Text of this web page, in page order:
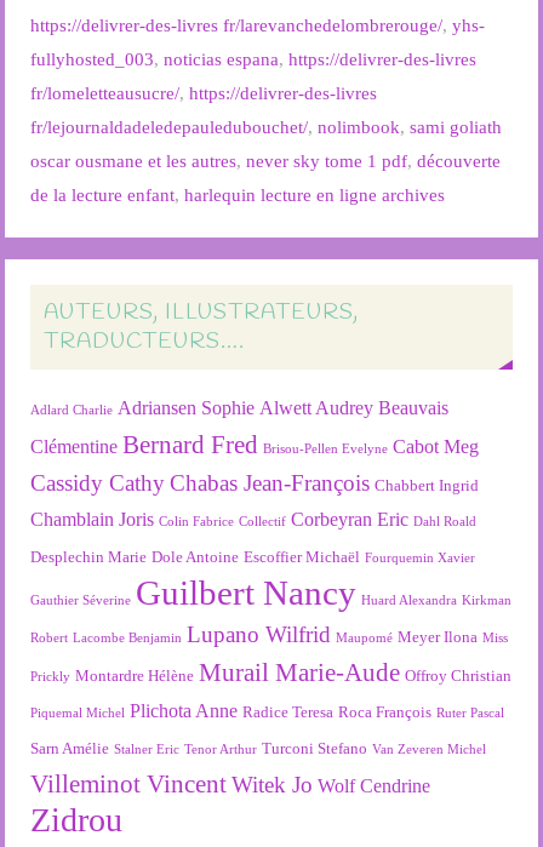
https://delivrer-des-livres fr/larevanchedelombrerouge/,yhs-
fullyhosted_003,noticias espana,https://delivrer-des-livres
fr/lomeletteausucre/,https://delivrer-des-livres
fr/lejournaldadeledepauledubouchet/,nolimbook,sami goliath
oscar ousmane et les autres,never sky tome 1 pdf,découverte
de la lecture enfant,harlequin lecture en ligne archives
AUTEURS, ILLUSTRATEURS,
TRADUCTEURS….
Adlard Charlie Adriansen Sophie Alwett Audrey Beauvais
Clémentine Bernard Fred Brisou-Pellen Evelyne Cabot Meg
Cassidy Cathy Chabas Jean-François Chabbert Ingrid
Chamblain Joris Colin Fabrice Collectif Corbeyran Eric Dahl Roald
Desplechin Marie Dole Antoine Escoffier Michaël Fourquemin Xavier
Gauthier Séverine Guilbert Nancy Huard Alexandra Kirkman
Robert Lacombe Benjamin Lupano Wilfrid Maupomé Meyer Ilona Miss
Prickly Montardre Hélène Murail Marie-Aude Offroy Christian
Piquemal Michel Plichota Anne Radice Teresa Roca François Ruter Pascal
Sarn Amélie Stalner Eric Tenor Arthur Turconi Stefano Van Zeveren Michel
Villeminot Vincent Witek Jo Wolf Cendrine
Zidrou